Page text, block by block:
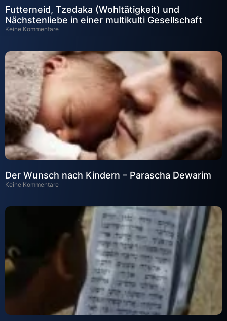
Futterneid, Tzedaka (Wohltätigkeit) und
Nächstenliebe in einer multikulti Gesellschaft
Keine Kommentare
Der Wunsch nach Kindern – Parascha Dewarim
Keine Kommentare